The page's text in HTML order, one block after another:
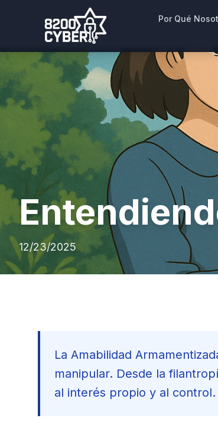
Por Qué
12/23/2025
La Amabilidad
manipular. Desde la
al interés propio y al